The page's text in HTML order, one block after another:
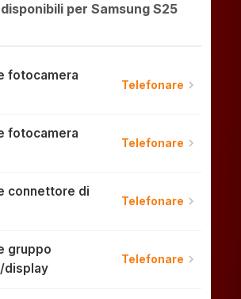
per Samsung S25
fotocamera
Telefonare chevron_right
fotocamera
Telefonare chevron_right
connettore di
Telefonare chevron_right
gruppo
display
Telefonare chevron_right